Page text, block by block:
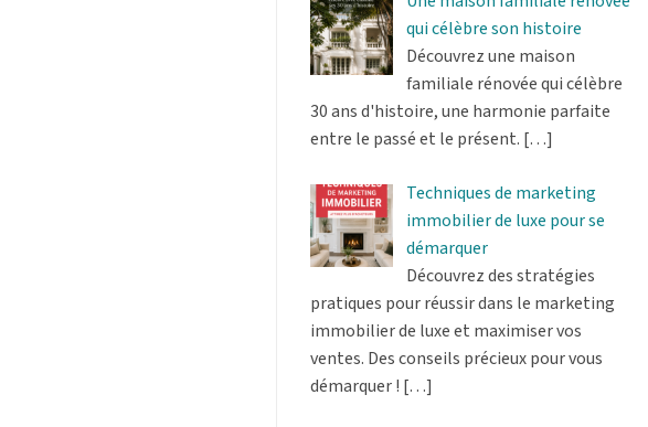
qui célèbre son histoire
Découvrez une maison
familiale rénovée qui célèbre
30 ans d'histoire, une harmonie parfaite
entre le passé et le présent. […]
Techniques de marketing
immobilier de luxe pour se
démarquer
Découvrez des stratégies
pratiques pour réussir dans le marketing
immobilier de luxe et maximiser vos
ventes. Des conseils précieux pour vous
démarquer ! […]